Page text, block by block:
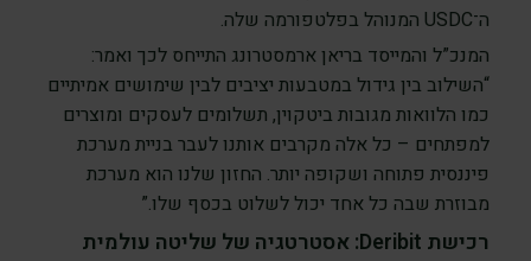
ה־USDC המנוהל בפלטפורמה שלה.
המנכ”ל והמייסד בריאן ארמסטרונג התייחס לכך ואמר:
“השילוב בין גידול במטבעות יציבים לבין שימושים אמיתיים
כמו הלוואות מגובות ביטקוין, תשלומים לעסקים ומוצרים
למפתחים – כל אלה מקרבים אותנו לעבר בניית מערכת
פיננסית פתוחה ושקופה יותר. החזון שלנו הוא מערכת
מבוזרת שבה כל אחד יכול לשלוט בכסף שלו.”
רכישת Deribit: אסטרטגיה של שליטה עולמית